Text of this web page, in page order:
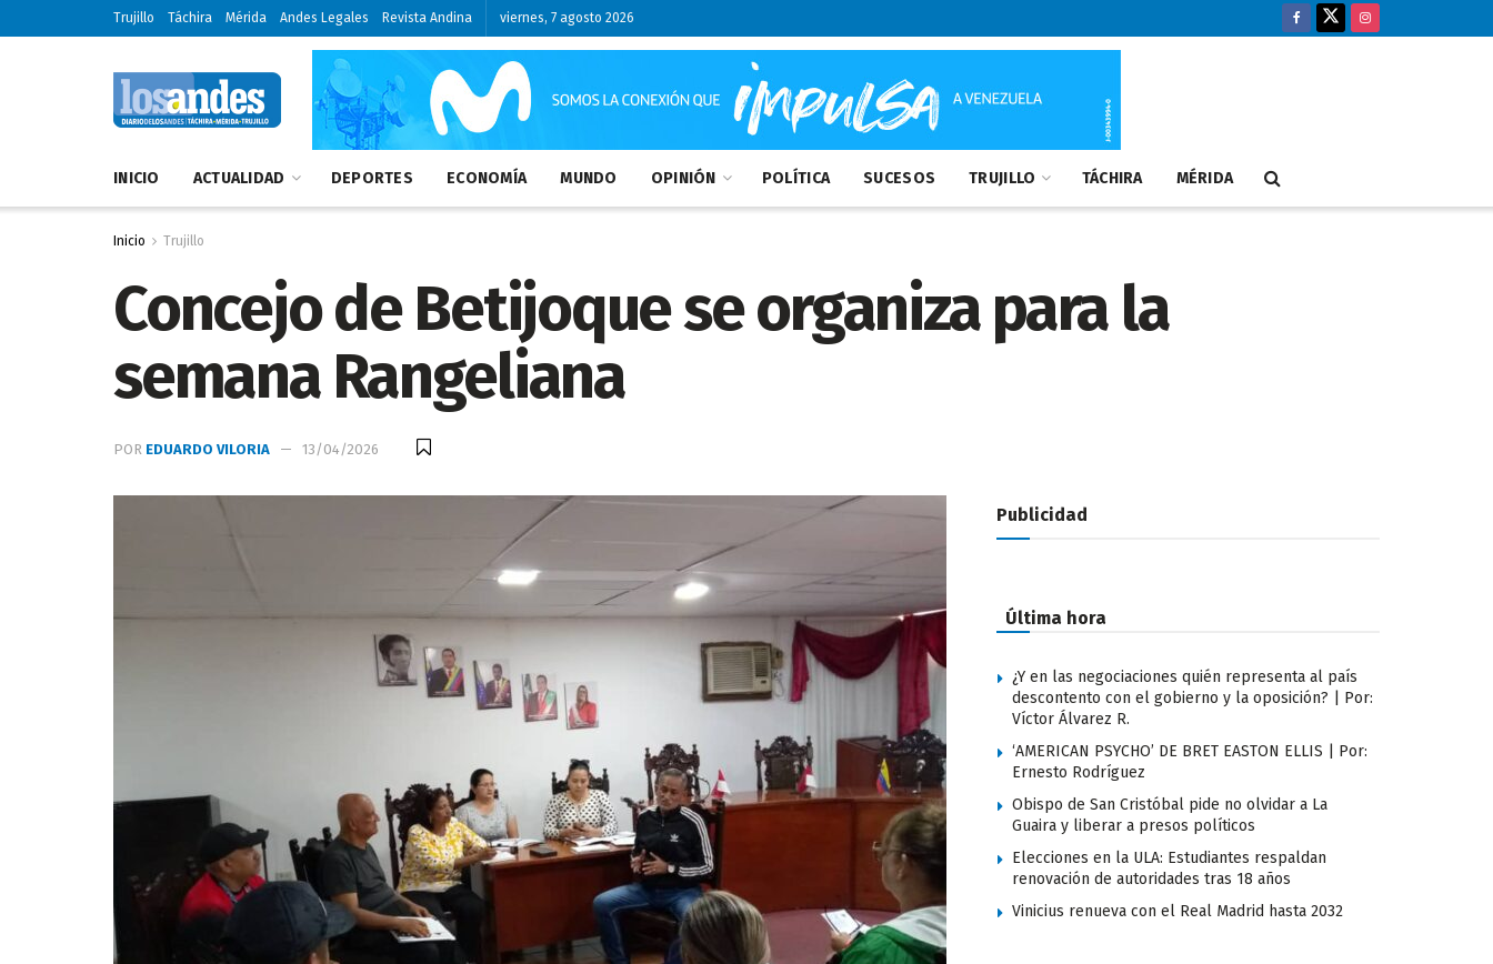
Trujillo Táchira Mérida Andes Legales Revista Andina viernes, 7 agosto 2026
INICIO ACTUALIDAD DEPORTES ECONOMÍA MUNDO OPINIÓN POLÍTICA SUCESOS TRUJILLO TÁCHIRA MÉRIDA
Inicio Trujillo
Concejo de Betijoque se organiza para la
semana Rangeliana
POR EDUARDO VILORIA 13/04/2026
Publicidad
Última hora
¿Y en las negociaciones quién representa al país
descontento con el gobierno y la oposición? | Por:
Víctor Álvarez R.
‘AMERICAN PSYCHO’ DE BRET EASTON ELLIS | Por:
Ernesto Rodríguez
Obispo de San Cristóbal pide no olvidar a La
Guaira y liberar a presos políticos
Elecciones en la ULA: Estudiantes respaldan
renovación de autoridades tras 18 años
Vinicius renueva con el Real Madrid hasta 2032